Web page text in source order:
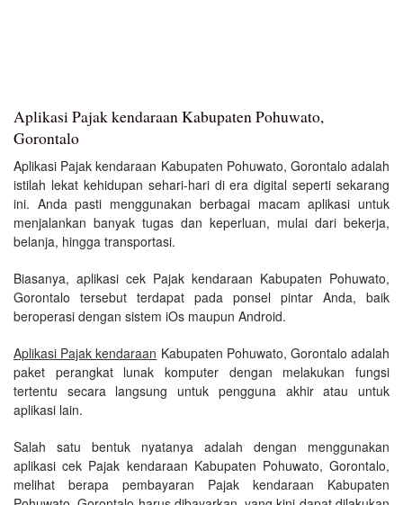
Aplikasi Pajak kendaraan Kabupaten Pohuwato,
Gorontalo
Aplikasi Pajak kendaraan Kabupaten Pohuwato, Gorontalo adalah
istilah lekat kehidupan sehari-hari di era digital seperti sekarang
ini. Anda pasti menggunakan berbagai macam aplikasi untuk
menjalankan banyak tugas dan keperluan, mulai dari bekerja,
belanja, hingga transportasi.
Biasanya, aplikasi cek Pajak kendaraan Kabupaten Pohuwato,
Gorontalo tersebut terdapat pada ponsel pintar Anda, baik
beroperasi dengan sistem iOs maupun Android.
Aplikasi Pajak kendaraan Kabupaten Pohuwato, Gorontalo adalah
paket perangkat lunak komputer dengan melakukan fungsi
tertentu secara langsung untuk pengguna akhir atau untuk
aplikasi lain.
Salah satu bentuk nyatanya adalah dengan menggunakan
aplikasi cek Pajak kendaraan Kabupaten Pohuwato, Gorontalo,
melihat berapa pembayaran Pajak kendaraan Kabupaten